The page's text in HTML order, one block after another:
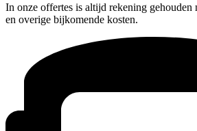
In onze offertes is altijd rekening gehouden
en overige bijkomende kosten.